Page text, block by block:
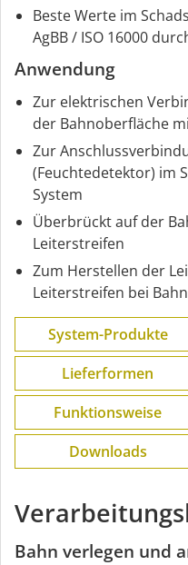
Beste Werte im
AgBB / ISO 16000
Anwendung
Zur elektrischen
der Bahnoberfläche
Zur
(Feuchtedetektor) im
System
Überbrückt auf der
Leiterstreifen
Zum Herstellen der
Leiterstreifen bei
System-Produkte
Lieferformen
Funktions­weise
Downloads
Bahn verlegen und